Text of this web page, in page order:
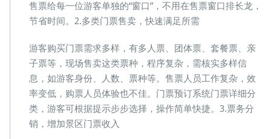
售票给每一位游客单独的“窗口”，不用在售票窗口排长龙，
节省时间。2.多类门票售卖，快速满足所需
游客购买门票需求多样，有多人票、团体票、套餐票、亲
子票等，现场售卖这类票种，程序复杂，需核实多样信
息，如游客身份、人数、票种等。售票人员工作复杂，效
率变低，购票人员体验也不佳。门票预订系统门票详细分
类，游客可根据提示步步选择，操作简单快捷。3.票务分
销，增加景区门票收入